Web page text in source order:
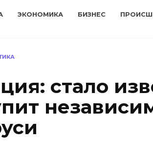
ЭКОНОМИКА БИЗНЕС
стало